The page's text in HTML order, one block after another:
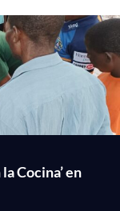
Cocina’ en